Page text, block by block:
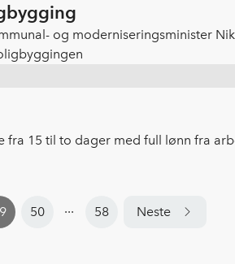
og moderniseringsminister
15 til to dager med full lønn fra
50 ... 58 Neste